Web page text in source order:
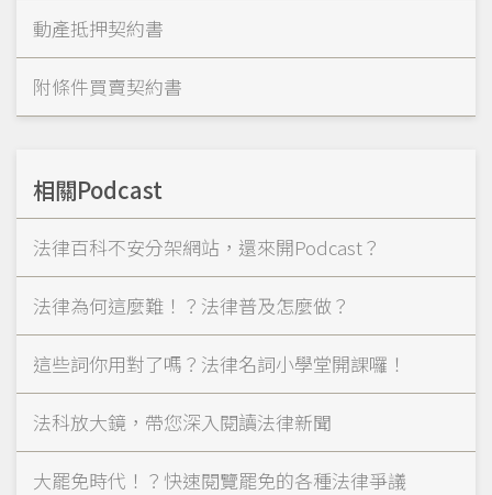
動產抵押契約書
附條件買賣契約書
相關Podcast
法律百科不安分架網站，還來開Podcast？
法律為何這麼難！？法律普及怎麼做？
這些詞你用對了嗎？法律名詞小學堂開課囉！
法科放大鏡，帶您深入閱讀法律新聞
大罷免時代！？快速閱覽罷免的各種法律爭議